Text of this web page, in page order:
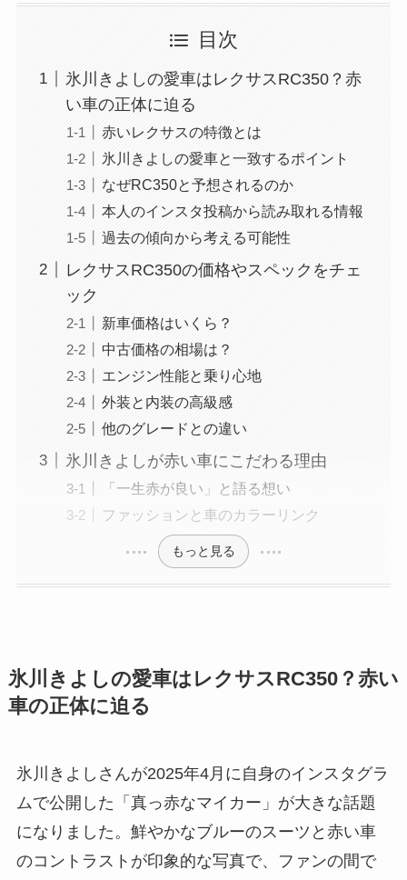
目次
氷川きよしの愛車はレクサスRC350？赤
い車の正体に迫る
赤いレクサスの特徴とは
氷川きよしの愛車と一致するポイント
なぜRC350と予想されるのか
本人のインスタ投稿から読み取れる情報
過去の傾向から考える可能性
レクサスRC350の価格やスペックをチェ
ック
新車価格はいくら？
中古価格の相場は？
エンジン性能と乗り心地
外装と内装の高級感
他のグレードとの違い
氷川きよしが赤い車にこだわる理由
「一生赤が良い」と語る想い
ファッションと車のカラーリンク
もっと見る
氷川きよしの愛車はレクサスRC350？赤い
車の正体に迫る
氷川きよしさんが2025年4月に自身のインスタグラ
ムで公開した「真っ赤なマイカー」が大きな話題
になりました。鮮やかなブルーのスーツと赤い車
のコントラストが印象的な写真で、ファンの間で